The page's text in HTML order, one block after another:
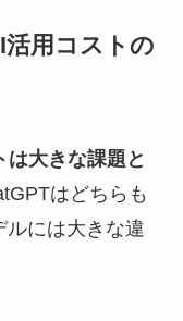
活用コストの
大きな課題と
はどちらも
ルには大きな違